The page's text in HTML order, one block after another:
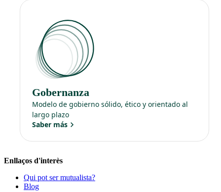
Gobernanza
Modelo de gobierno sólido, ético y orientado al
largo plazo
Saber más
Enllaços d'interès
Qui pot ser mutualista?
Blog